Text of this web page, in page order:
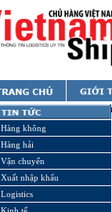
Hàng không
Hàng hải
Vận chuyển
Xuất nhập khẩu
Logistics